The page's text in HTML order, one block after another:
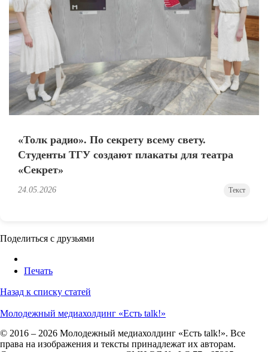
«Толк радио». По секрету всему свету.
Студенты ТГУ создают плакаты для театра
«Секрет»
24.05.2026 Текст
Поделиться с друзьями
Печать
Назад к списку статей
Молодежный медиахолдинг «Есть talk!»
© 2016 – 2026 Молодежный медиахолдинг «Есть talk!». Все
права на изображения и тексты принадлежат их авторам.